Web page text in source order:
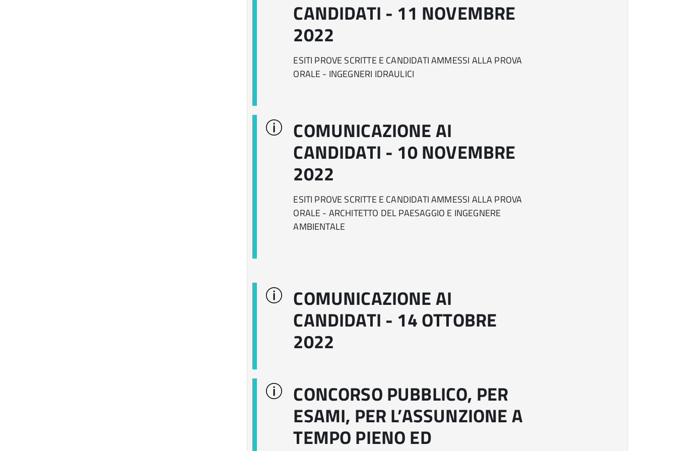
CANDIDATI - 11 NOVEMBRE
2022
ESITI PROVE SCRITTE E CANDIDATI AMMESSI ALLA PROVA
ORALE - INGEGNERI IDRAULICI
COMUNICAZIONE AI
CANDIDATI - 10 NOVEMBRE
2022
ESITI PROVE SCRITTE E CANDIDATI AMMESSI ALLA PROVA
ORALE - ARCHITETTO DEL PAESAGGIO E INGEGNERE
AMBIENTALE
COMUNICAZIONE AI
CANDIDATI - 14 OTTOBRE
2022
CONCORSO PUBBLICO, PER
ESAMI, PER L’ASSUNZIONE A
TEMPO PIENO ED